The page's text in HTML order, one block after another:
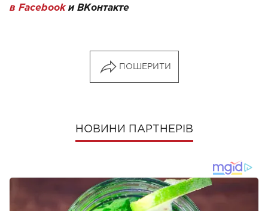
в Facebookи ВКонтакте
ПОШЕРИТИ
НОВИНИ ПАРТНЕРІВ